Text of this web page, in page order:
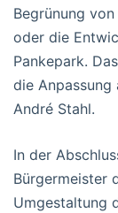
Begrünung
oder die
Pankepark.
die Anpassung
André Stahl.
In der
Bürgermeister
Umgestaltung